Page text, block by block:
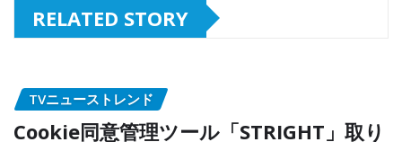
RELATED STORY
TVニューストレンド
Cookie同意管理ツール「STRIGHT」取り